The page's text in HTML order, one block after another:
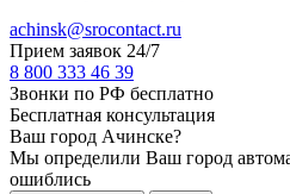
achinsk@srocontact.ru
Прием заявок 24/7
8 800 333 46 39
Звонки по РФ бесплатно
Бесплатная консультация
Ваш город Ачинске?
Мы определили Ваш город
ошиблись